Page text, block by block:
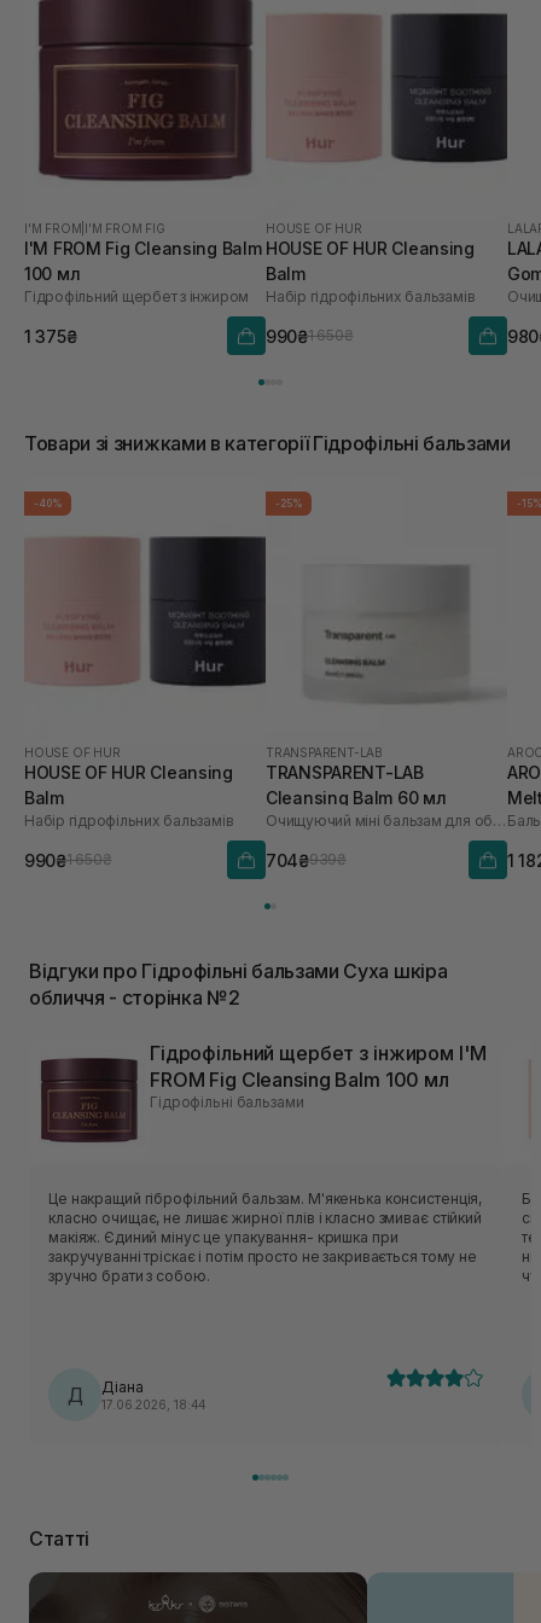
I'M FROM I'M FROM FIG
I'M FROM Fig Cleansing Balm
100 мл
Гідрофільний щербет з інжиром
1 375₴
HOUSE OF HUR
HOUSE OF HUR Cleansing
Balm
Набір гідрофільних бальзамів
990₴1 650₴
мл
Товари зі знижками в категорії Гідрофільні бальзами
-40%
HOUSE OF HUR
HOUSE OF HUR Cleansing
Balm
Набір гідрофільних бальзамів
990₴1 650₴
-25%
TRANSPARENT-LAB
TRANSPARENT-LAB
Cleansing Balm 60 мл
Очищуючий міні бальзам для обличчя
704₴939₴
-
1
Відгуки про Гідрофільні бальзами Суха шкіра
обличчя - сторінка №2
Гідрофільний щербет з інжиром I'M
FROM Fig Cleansing Balm 100 мл
Гідрофільні бальзами
Це накращий гіброфільний бальзам. М'якенька консистенція,
класно очищає, не лишає жирної плів і класно змиває стійкий
макіяж. Єдиний мінус це упакування- кришка при
закручуванні тріскає і потім просто не закривається тому не
зручно брати з собою.
Д Діана
17.06.2026, 18:44
Статті